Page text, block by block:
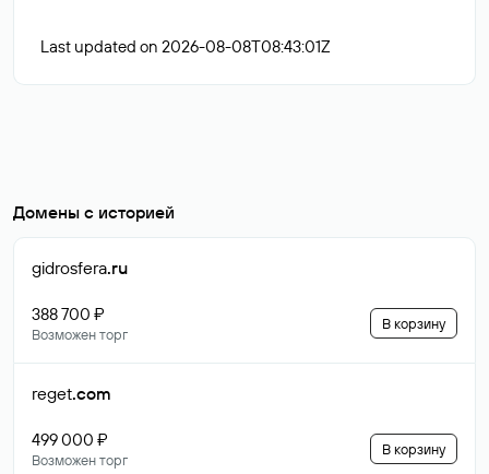
Last updated on 2026-08-08T08:43:01Z
Домены с историей
gidrosfera.ru
388 700 ₽
Возможен торг
В корзину
reget.com
499 000 ₽
Возможен торг
В корзину